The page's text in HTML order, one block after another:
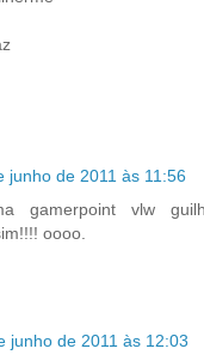
junho de 2011 às 11:56
gamerpoint vlw
oooo.
junho de 2011 às 12:03